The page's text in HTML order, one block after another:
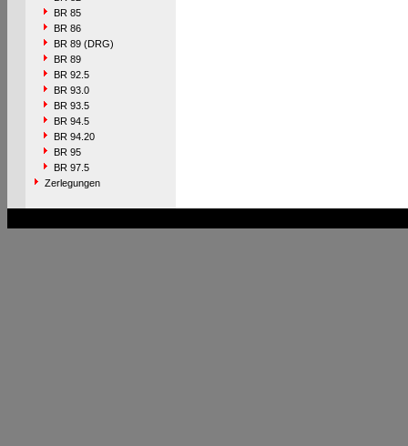
BR 85
BR 86
BR 89 (DRG)
BR 89
BR 92.5
BR 93.0
BR 93.5
BR 94.5
BR 94.20
BR 95
BR 97.5
Zerlegungen